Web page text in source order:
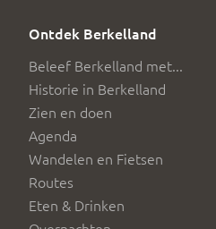
Ontdek Berkelland
Beleef Berkelland met...
Historie in Berkelland
Zien en doen
Agenda
Wandelen en Fietsen
Routes
Eten & Drinken